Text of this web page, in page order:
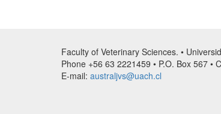
Faculty of Veterinary Sciences. •
Phone +56 63 2221459 • P.O. Box 567 •
E-mail: australjvs@uach.cl